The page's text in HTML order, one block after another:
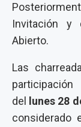
Invitación y
Abierto.
Las
del
lunes 28
considerado